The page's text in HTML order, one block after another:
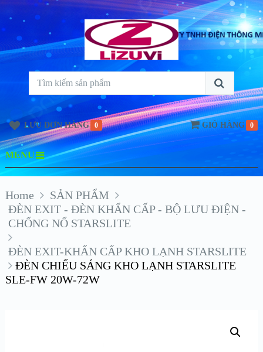
LƯU ĐƠN HÀNG 0 GIỎ HÀNG 0
MENU
Home
SẢN PHẨM
ĐÈN EXIT - ĐÈN KHẨN CẤP - BỘ LƯU ĐIỆN -
CHỐNG NỔ STARSLITE
ĐÈN EXIT-KHẨN CẤP KHO LẠNH STARSLITE
ĐÈN CHIẾU SÁNG KHO LẠNH STARSLITE
SLE-FW 20W-72W